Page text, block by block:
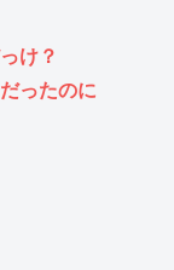
け？
ったのに